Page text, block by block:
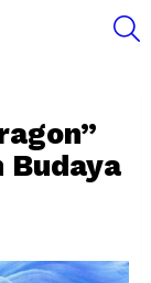
Budaya